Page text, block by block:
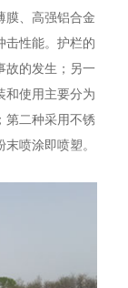
膜、高强铝合金
击性能。护栏的
故的发生；另一
和使用主要分为
第二种采用不锈
喷涂即喷塑。